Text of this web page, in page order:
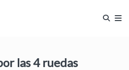
las 4 ruedas